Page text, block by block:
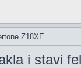
Z18XE
i stavi